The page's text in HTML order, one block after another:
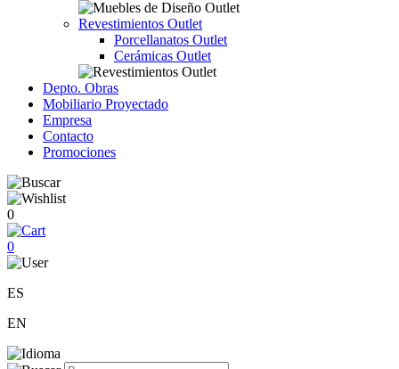
Revestimientos Outlet
Porcellanatos Outlet
Cerámicas Outlet
Depto. Obras
Mobiliario Proyectado
Empresa
Contacto
Promociones
0
0
ES
EN